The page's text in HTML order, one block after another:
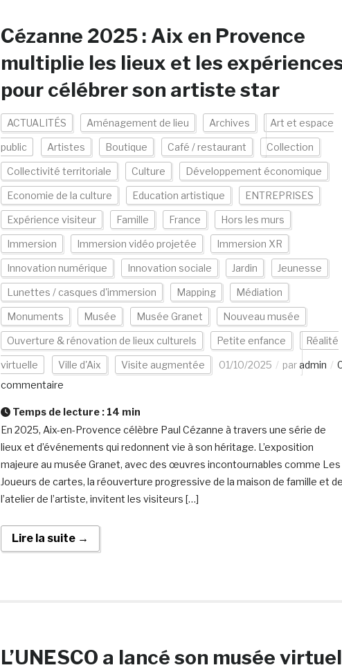
Cézanne 2025 : Aix en Provence
multiplie les lieux et les
pour célébrer son artiste star
ACTUALITÉS Aménagement de lieu Archives Art et espace
public Artistes Boutique Café / restaurant Collection
Collectivité territoriale Culture Développement économique
Economie de la culture Education artistique ENTREPRISES
Expérience visiteur Famille France Hors les murs
Immersion Immersion vidéo projetée Immersion XR
Innovation numérique Innovation sociale Jardin Jeunesse
Lunettes / casques d'immersion Mapping Médiation
Monuments Musée Musée Granet Nouveau musée
Ouverture & rénovation de lieux culturels Petite enfance Réalité
virtuelle Ville d'Aix Visite augmentée 01/10/2025 paradmin
commentaire
Temps de lecture : 14 min
En 2025, Aix-en-Provence célèbre Paul Cézanne à travers une série de
lieux et d’événements qui redonnent vie à son héritage. L’exposition
majeure au musée Granet, avec des œuvres incontournables comme Les
Joueurs de cartes, la réouverture progressive de la maison de famille et
l’atelier de l’artiste, invitent les visiteurs […]
Lire la suite →
L’UNESCO a lancé son musée virtuel